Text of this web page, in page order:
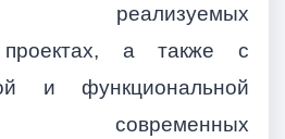
реализуемых
проектах, а также с
и функциональной
современных